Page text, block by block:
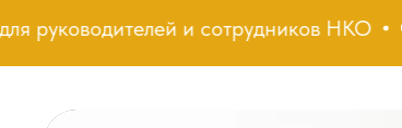
и сотрудников НКО